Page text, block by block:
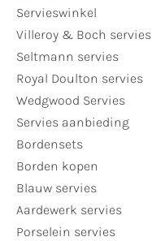
Servieswinkel
Villeroy & Boch servies
Seltmann servies
Royal Doulton servies
Wedgwood Servies
Servies aanbieding
Bordensets
Borden kopen
Blauw servies
Aardewerk servies
Porselein servies